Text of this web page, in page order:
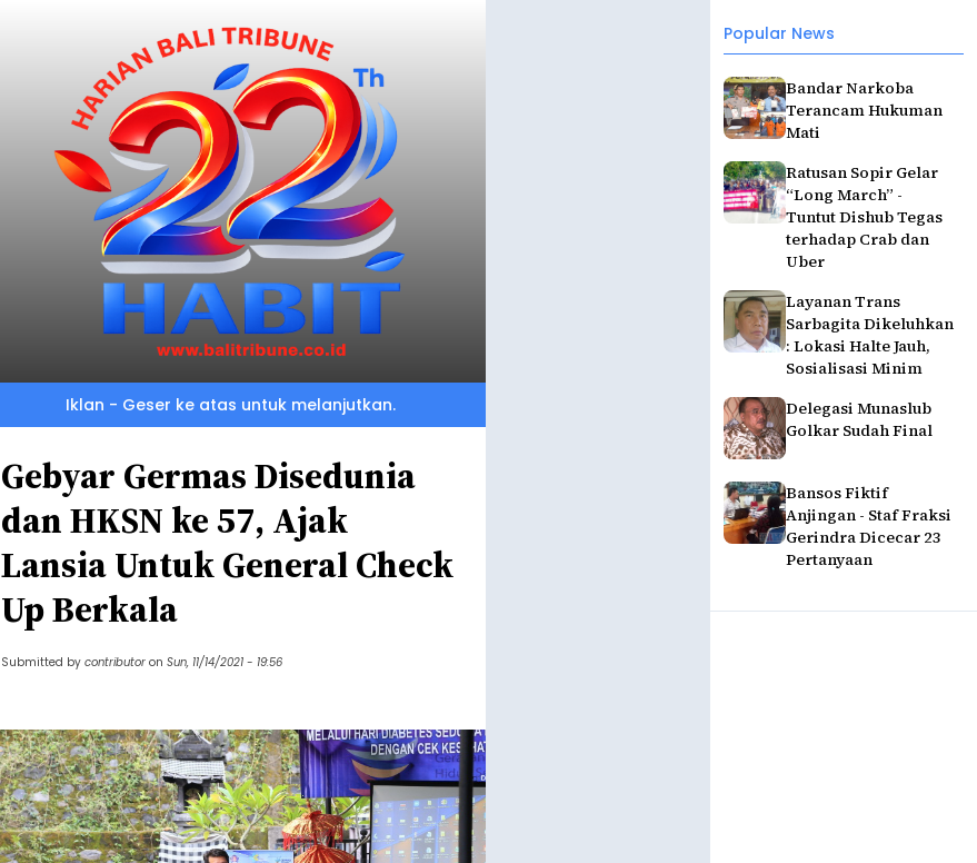
Popular News
Bandar Narkoba
Terancam Hukuman
Mati
Ratusan Sopir Gelar
“Long March” -
Tuntut Dishub Tegas
terhadap Crab dan
Uber
Layanan Trans
Sarbagita Dikeluhkan
: Lokasi Halte Jauh,
Sosialisasi Minim
Delegasi Munaslub
Golkar Sudah Final
Bansos Fiktif
Anjingan - Staf Fraksi
Gerindra Dicecar 23
Pertanyaan
Iklan - Geser ke atas untuk melanjutkan.
Gebyar Germas Disedunia
dan HKSN ke 57, Ajak
Lansia Untuk General Check
Up Berkala
Submitted by contributor on Sun, 11/14/2021 - 19:56